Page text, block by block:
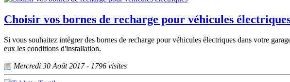
Choisir vos bornes de recharge pour véhicules
Si vous souhaitez intégrer des bornes de recharge pour véhicules électriques dans votre
eux les conditions d'installation.
Mercredi 30 Août 2017 - 1796 visites